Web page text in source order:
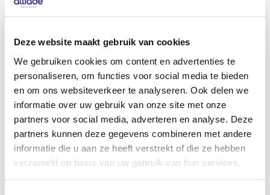
Deze website maakt gebruik van cookies
We gebruiken cookies om content en advertenties te
personaliseren, om functies voor social media te bieden
en om ons websiteverkeer te analyseren. Ook delen we
informatie over uw gebruik van onze site met onze
partners voor social media, adverteren en analyse. Deze
partners kunnen deze gegevens combineren met andere
informatie die u aan ze heeft verstrekt of die ze hebben
verzameld op basis van uw gebruik van hun services.
een diploma op mbo-niveau 3;
Heb je vragen over de procedure, de startdata óf andere
vragen? We helpen je graag verder.
Neem contact op met onze recruiters